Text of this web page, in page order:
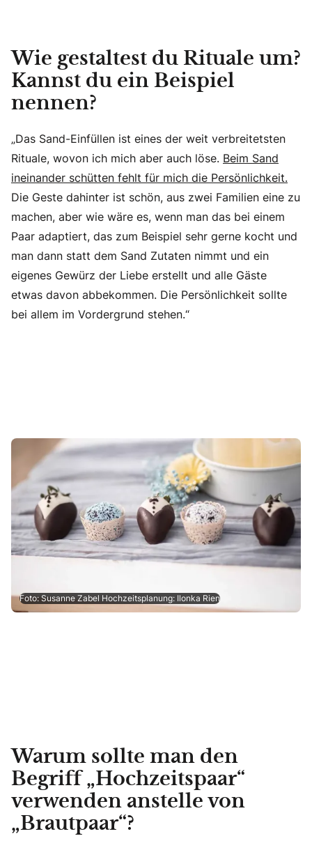
Wie gestaltest du Rituale um?
Kannst du ein Beispiel
nennen?
„Das Sand-Einfüllen ist eines der weit verbreitetsten
Rituale, wovon ich mich aber auch löse. Beim Sand
ineinander schütten fehlt für mich die Persönlichkeit.
Die Geste dahinter ist schön, aus zwei Familien eine zu
machen, aber wie wäre es, wenn man das bei einem
Paar adaptiert, das zum Beispiel sehr gerne kocht und
man dann statt dem Sand Zutaten nimmt und ein
eigenes Gewürz der Liebe erstellt und alle Gäste
etwas davon abbekommen. Die Persönlichkeit sollte
bei allem im Vordergrund stehen.“
Foto: Susanne Zabel Hochzeitsplanung: Ilonka Rien
Warum sollte man den
Begriff „Hochzeitspaar“
verwenden anstelle von
„Brautpaar“?